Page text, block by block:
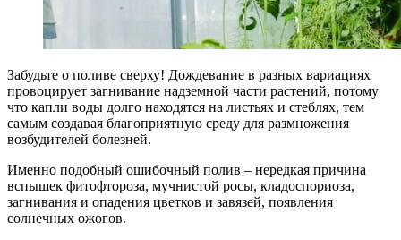
Забудьте о поливе сверху! Дождевание в разных вариациях
провоцирует загнивание надземной части растений, потому
что капли воды долго находятся на листьях и стеблях, тем
самым создавая благоприятную среду для размножения
возбудителей болезней.
Именно подобный ошибочный полив – нередкая причина
вспышек фитофтороза, мучнистой росы, кладоспориоза,
загнивания и опадения цветков и завязей, появления
солнечных ожогов.